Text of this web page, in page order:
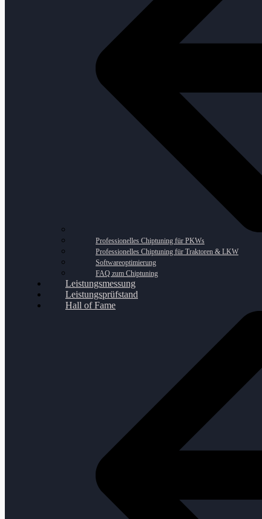
Professionelles Chiptuning für PKWs
Professionelles Chiptuning für Traktoren & LKW
Softwareoptimierung
FAQ zum Chiptuning
Leistungsmessung
Leistungsprüfstand
Hall of Fame